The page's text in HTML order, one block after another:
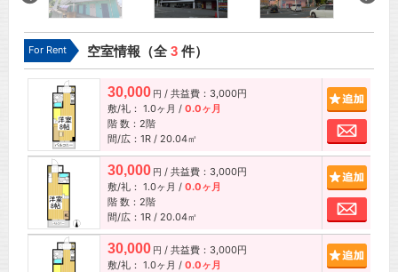
For Rent 空室情報（全3件）
30,000 円 / 共益費：3,000円
敷/礼： 1.0ヶ月 / 0.0ヶ月
階 数：2階
間/広：1R / 20.04㎡
お問
30,000 円 / 共益費：3,000円
敷/礼： 1.0ヶ月 / 0.0ヶ月
階 数：2階
間/広：1R / 20.04㎡
お問
30,000 円 / 共益費：3,000円
敷/礼： 1.0ヶ月 / 0.0ヶ月